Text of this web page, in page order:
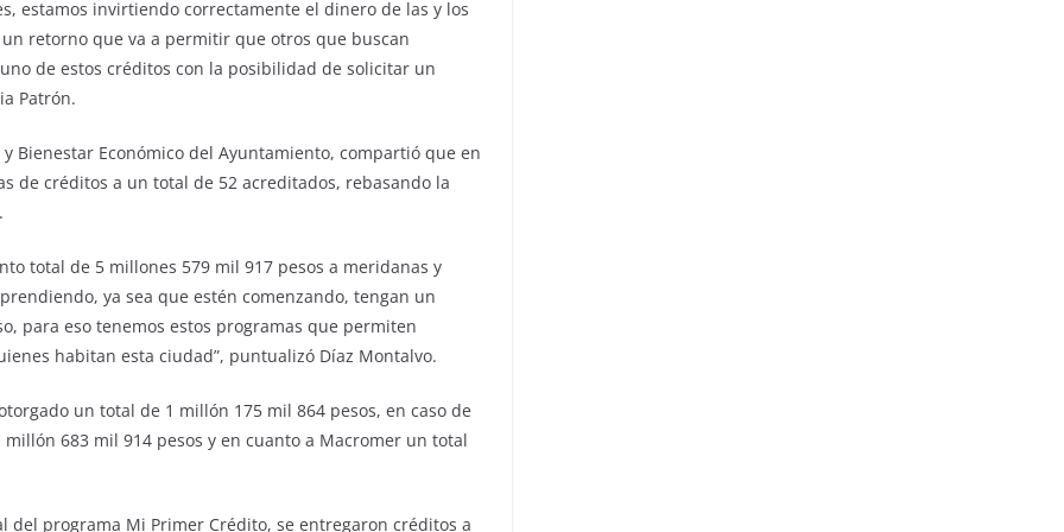
estamos invirtiendo correctamente el dinero de las y los
retorno que va a permitir que otros que buscan
de estos créditos con la posibilidad de solicitar un
Patrón.
Bienestar Económico del Ayuntamiento, compartió que en
de créditos a un total de 52 acreditados, rebasando la
total de 5 millones 579 mil 917 pesos a meridanas y
ya sea que estén comenzando, tengan un
para eso tenemos estos programas que permiten
habitan esta ciudad”, puntualizó Díaz Montalvo.
un total de 1 millón 175 mil 864 pesos, en caso de
683 mil 914 pesos y en cuanto a Macromer un total
programa Mi Primer Crédito, se entregaron créditos a